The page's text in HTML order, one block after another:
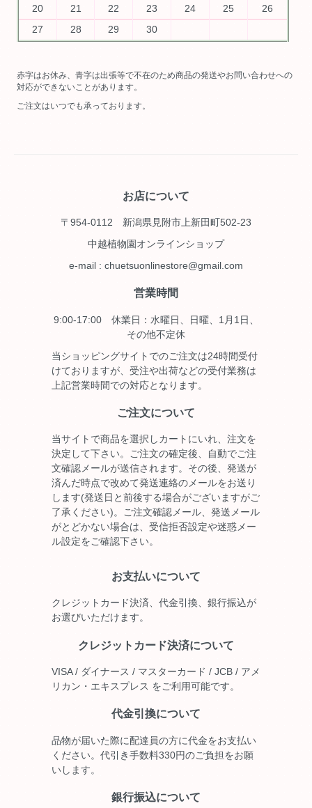
20
21 22 23 24 25
26
27
28 29 30
赤字はお休み、青字は出張等で不在のため商品の発送やお問い合わせへの
対応ができないことがあります。
ご注文はいつでも承っております。
お店について
〒954-0112 新潟県見附市上新田町502-23
中越植物園オンラインショップ
e-mail : chuetsuonlinestore@gmail.com
営業時間
9:00-17:00 休業日：水曜日、日曜、1月1日、
その他不定休
当ショッピングサイトでのご注文は24時間受付
けておりますが、受注や出荷などの受付業務は
上記営業時間での対応となります。
ご注文について
当サイトで商品を選択しカートにいれ、注文を
決定して下さい。ご注文の確定後、自動でご注
文確認メールが送信されます。その後、発送が
済んだ時点で改めて発送連絡のメールをお送り
します(発送日と前後する場合がございますがご
了承ください)。ご注文確認メール、発送メール
がとどかない場合は、受信拒否設定や迷惑メー
ル設定をご確認下さい。
お支払いについて
クレジットカード決済、代金引換、銀行振込が
お選びいただけます。
クレジットカード決済について
VISA / ダイナース / マスターカード / JCB / アメ
リカン・エキスプレス をご利用可能です。
代金引換について
品物が届いた際に配達員の方に代金をお支払い
ください。代引き手数料330円のご負担をお願
いします。
銀行振込について